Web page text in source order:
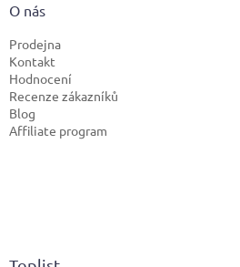
O nás
Prodejna
Kontakt
Hodnocení
Recenze zákazníků
Blog
Affiliate program